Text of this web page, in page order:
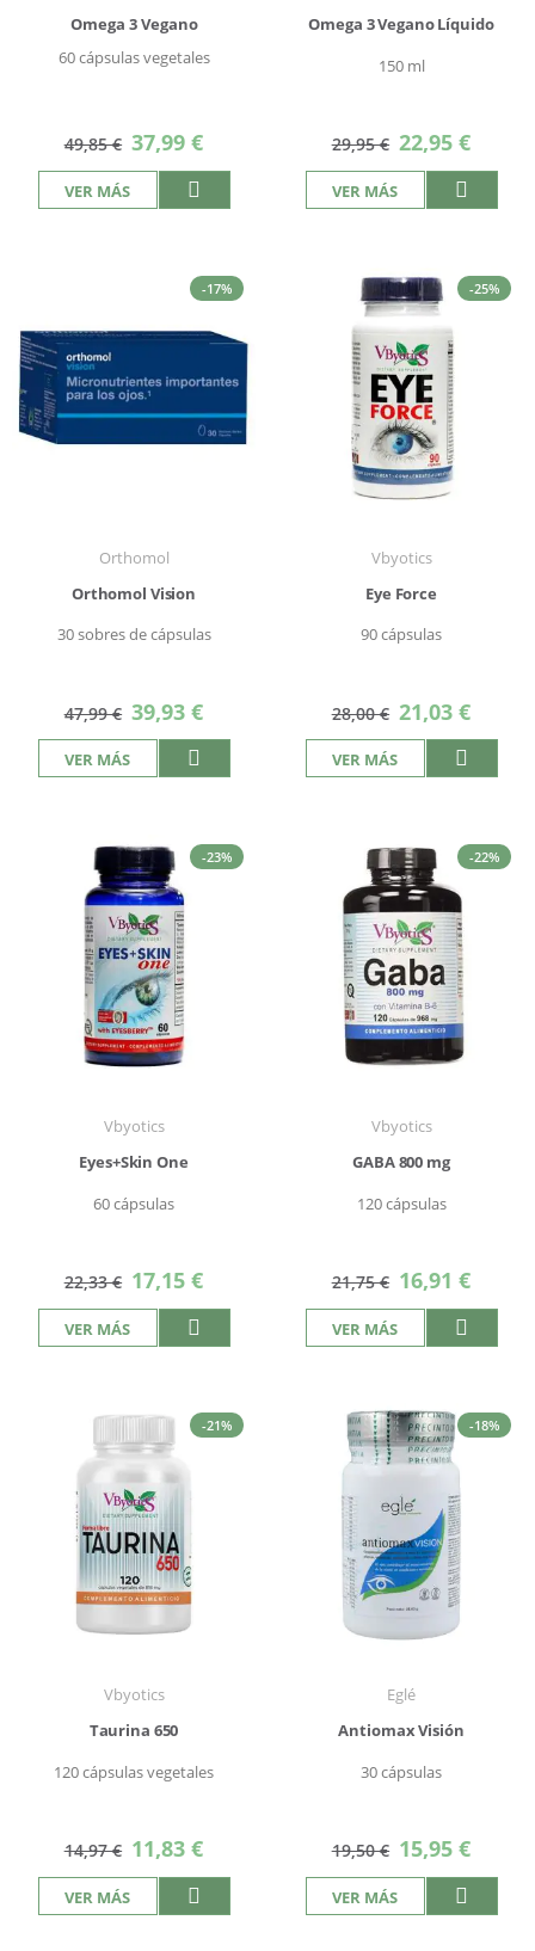
Omega 3 Vegano
60 cápsulas vegetales
49,85 € Precio
especial
37,99 €
VER MÁS
Omega 3 Vegano Líquido
150 ml
29,95 € Precio
especial
22,95 €
VER MÁS
-17%
Orthomol
Orthomol Vision
30 sobres de cápsulas
47,99 € Precio
especial
39,93 €
VER MÁS
-25%
Vbyotics
Eye Force
90 cápsulas
28,00 € Precio
especial
21,03 €
VER MÁS
-23%
Vbyotics
Eyes+Skin One
60 cápsulas
22,33 € Precio
especial
17,15 €
VER MÁS
-22%
Vbyotics
GABA 800 mg
120 cápsulas
21,75 € Precio
especial
16,91 €
VER MÁS
-21%
Vbyotics
Taurina 650
120 cápsulas vegetales
14,97 € Precio
especial
11,83 €
VER MÁS
-18%
Eglé
Antiomax Visión
30 cápsulas
19,50 € Precio
especial
15,95 €
VER MÁS